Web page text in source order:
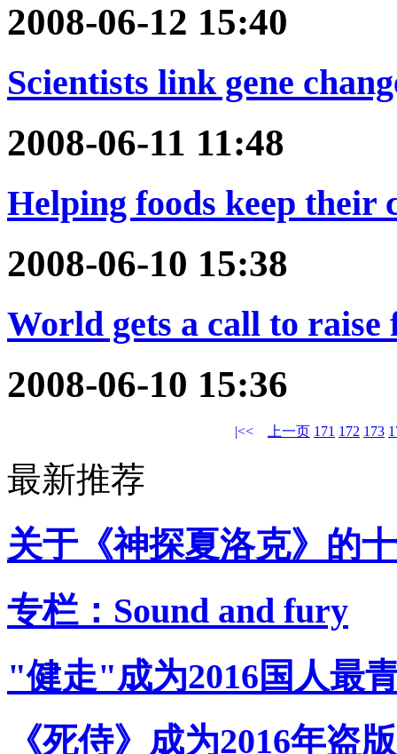
2008-06-12 15:40
Scientists link gene
2008-06-11 11:48
Helping foods keep their
2008-06-10 15:38
World gets a call to
2008-06-10 15:36
|<< 上一页 171 172 173
最新推荐
关于《神探夏洛克》的
专栏：Sound and fury
"健走"成为2016国人最
《死侍》成为2016年盗